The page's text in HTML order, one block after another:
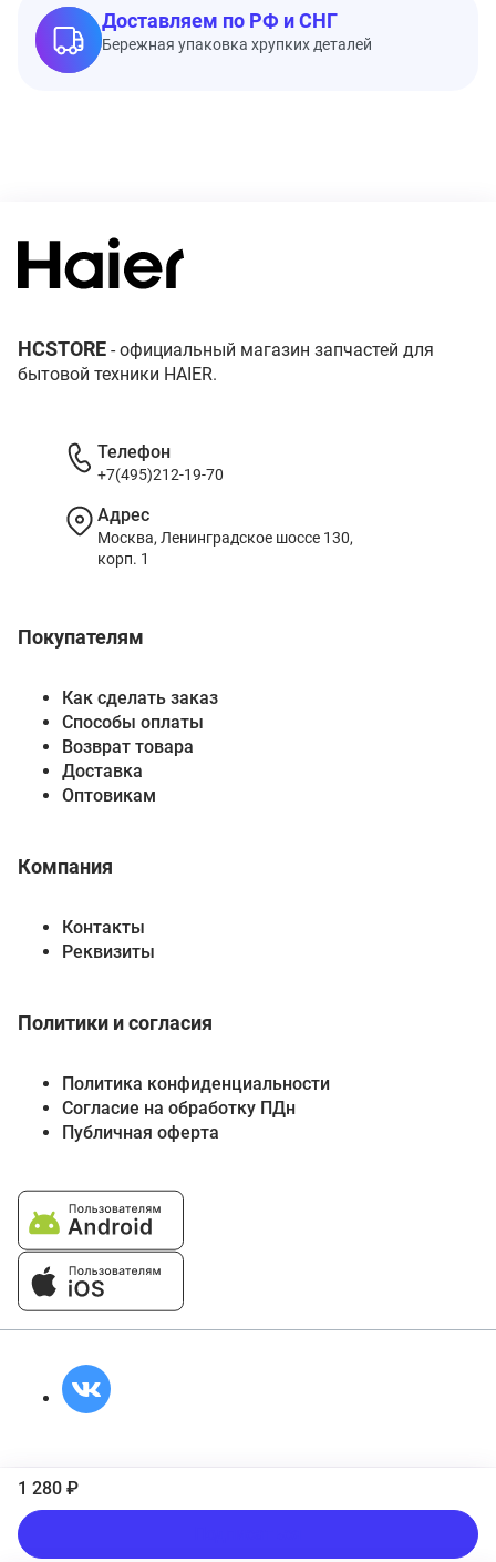
Доставляем по РФ и СНГ
Бережная упаковка хрупких деталей
1 280 ₽
HCSTORE - официальный магазин запчастей для
бытовой техники HAIER.
Покупателям
Как сделать заказ
Способы оплаты
Возврат товара
Доставка
Оптовикам
Компания
Контакты
Реквизиты
Политики и согласия
Политика конфиденциальности
Согласие на обработку ПДн
Публичная оферта
Телефон
+7(495)212-19-70
Адрес
Москва, Ленинградское шоссе 130,
корп. 1